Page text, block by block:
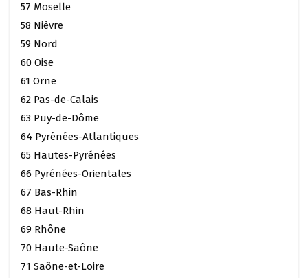
57 Moselle
58 Nièvre
59 Nord
60 Oise
61 Orne
62 Pas-de-Calais
63 Puy-de-Dôme
64 Pyrénées-Atlantiques
65 Hautes-Pyrénées
66 Pyrénées-Orientales
67 Bas-Rhin
68 Haut-Rhin
69 Rhône
70 Haute-Saône
71 Saône-et-Loire